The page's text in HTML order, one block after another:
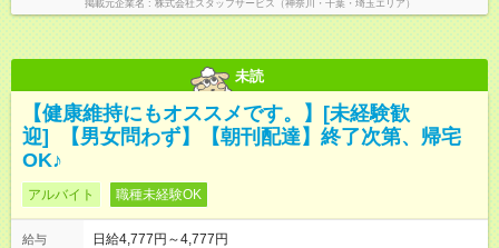
掲載元企業名 株式会社スタッフサービス（神奈川・千葉・埼玉エリア）
未読
【健康維持にもオススメです。】[未経験歓
迎] 【男女問わず】【朝刊配達】終了次第、帰宅
OK♪
アルバイト 職種未経験OK
給与
日給4,777円～4,777円